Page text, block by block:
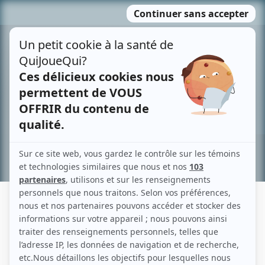
MENU
contenu
Recherche avancée »
SÉBASTIEN BELZILE
Liens
Fiche de Sébastien Belzile sur Showbizz.net